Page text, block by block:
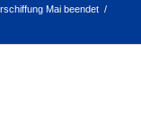
Mai beendet /